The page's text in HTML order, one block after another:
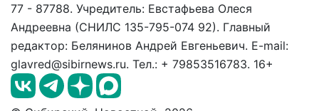
77 - 87788. Учредитель: Евстафьева Олеся
Андреевна (СНИЛС 135-795-074 92). Главный
редактор: Белянинов Андрей Евгеньевич. E-mail:
glavred@sibirnews.ru. Тел.: + 79853516783. 16+